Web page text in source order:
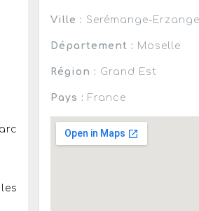
Ville : Serémange-Erzange
Département : Moselle
Région : Grand Est
Pays : France